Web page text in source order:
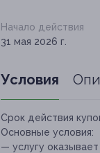
Начало действия
31 мая 2026 г.
Условия
Срок действия
Основные условия:
— услугу